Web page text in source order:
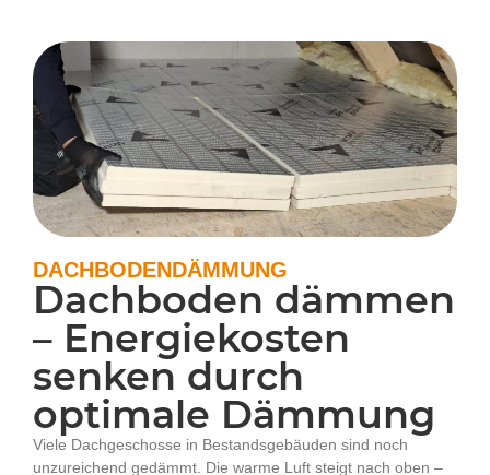
DACHBODENDÄMMUNG
Dachboden dämmen
– Energiekosten
senken durch
optimale Dämmung
Viele Dachgeschosse in Bestandsgebäuden sind noch
unzureichend gedämmt. Die warme Luft steigt nach oben –